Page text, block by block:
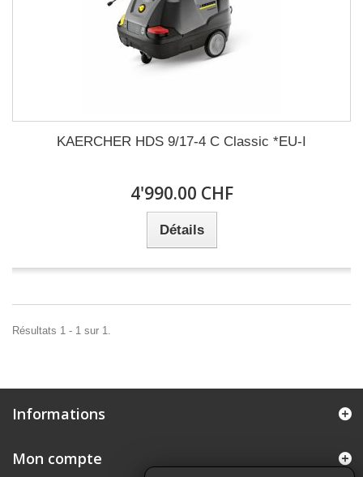
KAERCHER HDS 9/17-4 C Classic *EU-I
4'990.00 CHF
Détails
Résultats 1 - 1 sur 1.
Informations
Mon compte